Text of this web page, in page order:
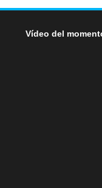
Vídeo del